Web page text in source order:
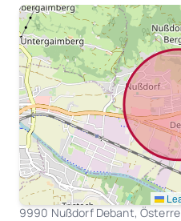
9990 Nußdorf Debant,